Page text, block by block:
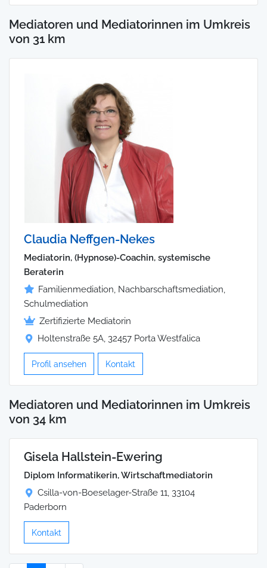
Mediatoren und Mediatorinnen im Umkreis
von 31 km
Claudia Neffgen-Nekes
Mediatorin, (Hypnose)-Coachin, systemische
Beraterin
Familienmediation, Nachbarschaftsmediation,
Schulmediation
Zertifizierte Mediatorin
Holtenstraße 5A, 32457 Porta Westfalica
Profil ansehen Kontakt
Mediatoren und Mediatorinnen im Umkreis
von 34 km
Gisela Hallstein-Ewering
Diplom Informatikerin, Wirtschaftmediatorin
Csilla-von-Boeselager-Straße 11, 33104
Paderborn
Kontakt